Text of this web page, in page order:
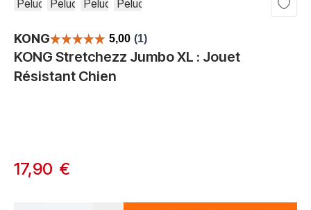
KONG Stretchezz Jumbo XL : Jouet
Résistant Chien
KONG
À partir de:
17,90 €